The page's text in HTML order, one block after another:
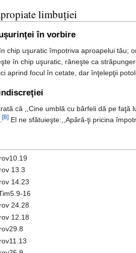
limbuţiei
în vorbire
chip uşuratic împotriva aproapelui tău;
în chip uşuratic, răneşte ca
aprind focul în cetate, dar înţelepţii
că ,,Cine umblă cu bârfeli dă pe faţă
[8] El ne sfătuieşte:,,Apără-ţi pricina
13.3
14.23
16
24.28
12.18